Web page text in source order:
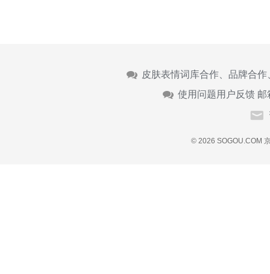
皮肤表情词库合作、品牌合
使用问题用户反馈 邮
© 2026 SOGOU.COM